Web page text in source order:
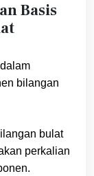
Basis
bilangan
bulat
perkalian